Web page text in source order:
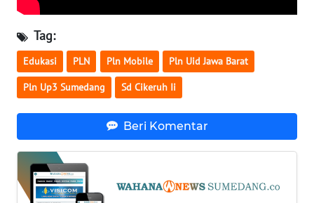
Tag:
Edukasi PLN Pln Mobile Pln Uid Jawa Barat
Pln Up3 Sumedang Sd Cikeruh Ii
Beri Komentar
KALSEL
WN
KALTIM
WN
GORONTALO